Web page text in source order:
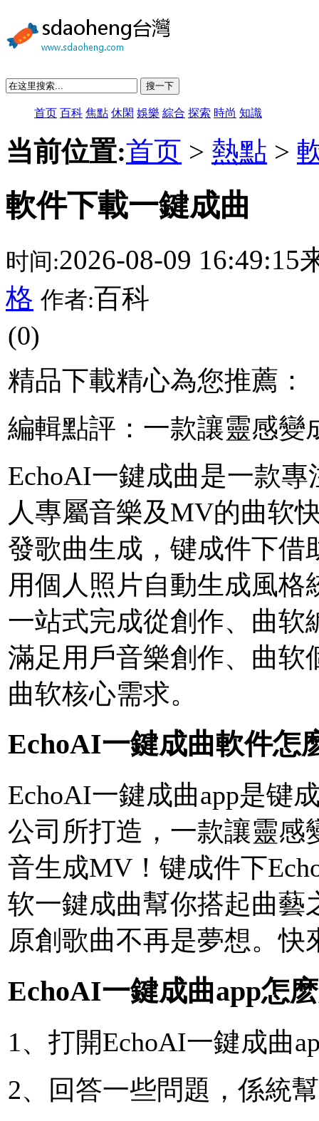
搜一下
首页 百科 焦點 休閑 娛樂 綜合 探索 時尚 知識
当前位置:首页 > 熱點 >
軟件下載一鍵成曲
时间:2026-08-09 16:49:15
格 作者:百科
(0)
精品下載精心為您推薦：
編輯點評：一款讓靈感變
EchoAI一鍵成曲是一款
人專屬音樂及MV的曲软
發歌曲生成，键成件下借
用個人照片自動生成風
一站式完成從創作、曲软
滿足用戶音樂創作、曲软
曲软核心需求。
EchoAI一鍵成曲軟件怎
EchoAI一鍵成曲app是键
公司所打造，一款讓靈感
音生成MV！键成件下
软一鍵成曲幫你搭起曲藝
原創歌曲不再是夢想。快
EchoAI一鍵成曲app怎
1、打開EchoAI一鍵成曲
2、回答一些問題，係統